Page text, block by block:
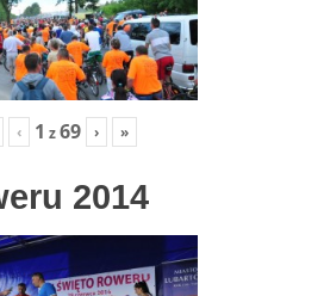
‹ 1 z69 › »
2014